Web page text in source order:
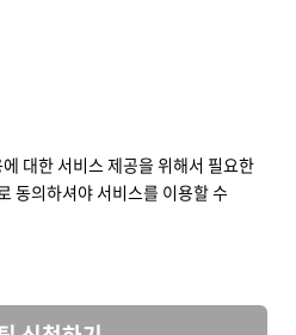
대한 서비스 제공을 위해서 필요한
동의하셔야 서비스를 이용할 수